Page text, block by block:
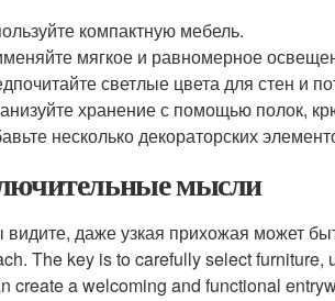
компактную мебель.
мягкое и равномерное
светлые цвета для стен и
хранение с помощью полок,
несколько декораторских
мысли
видите, даже узкая прихожая может
The key is to carefully select
create a welcoming and functional